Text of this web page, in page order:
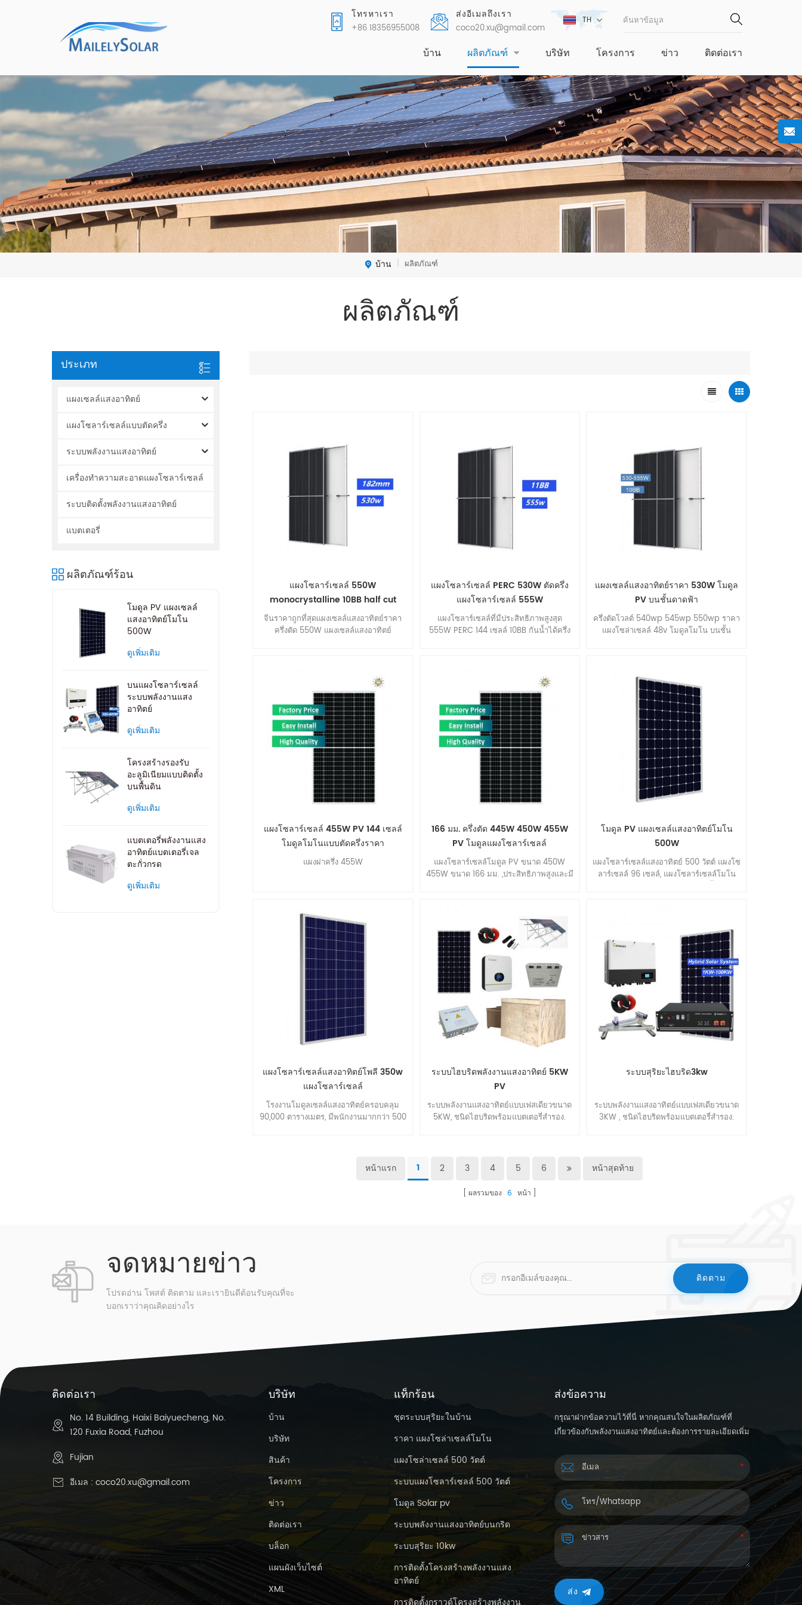
TH
โทรหาเรา
+86 18356955008
ส่งอีเมลถึงเรา
coco20.xu@gmail.com
บ้าน ผลิตภัณฑ์ บริษัท โครงการ ข่าว ติดต่อเรา
บ้าน | ผลิตภัณฑ์
ผลิตภัณฑ์
ประเภท
แผงเซลล์แสงอาทิตย์
แผงโซลาร์เซลล์แบบตัดครึ่ง
ระบบพลังงานแสงอาทิตย์
เครื่องทำความสะอาดแผงโซลาร์เซลล์
ระบบติดตั้งพลังงานแสงอาทิตย์
แบตเตอรี่
ผลิตภัณฑ์ร้อน
โมดูล PV แผงเซลล์
แสงอาทิตย์โมโน
500W
ดูเพิ่มเติม
บนแผงโซลาร์เซลล์
ระบบพลังงานแสง
อาทิตย์
ดูเพิ่มเติม
โครงสร้างรองรับ
อะลูมิเนียมแบบติดตั้ง
บนพื้นดิน
ดูเพิ่มเติม
แบตเตอรี่พลังงานแสง
อาทิตย์แบตเตอรี่เจล
ตะกั่วกรด
ดูเพิ่มเติม
แผงโซลาร์เซลล์ 550W
monocrystalline 10BB half cut
สำหรับบ้าน
จีนราคาถูกที่สุดแผงเซลล์แสงอาทิตย์ราคา
ครึ่งตัด 550W แผงเซลล์แสงอาทิตย์
แผงโซลาร์เซลล์ PERC 530W ตัดครึ่ง
แผงโซลาร์เซลล์ 555W
แผงโซลาร์เซลล์ที่มีประสิทธิภาพสูงสุด
555W PERC 144 เซลล์ 10BB กันน้ำได้ครึ่ง
แผงเซลล์แสงอาทิตย์ราคา 530W โมดูล
PV บนชั้นดาดฟ้า
ครึ่งตัดโวลต์ 540wp 545wp 550wp ราคา
แผงโซล่าเซลล์ 48v โมดูลโมโน บนชั้น
แผงโซลาร์เซลล์ 455W PV 144 เซลล์
โมดูลโมโนแบบตัดครึ่งราคา
แผงผ่าครึ่ง 455W
166 มม. ครึ่งตัด 445W 450W 455W
PV โมดูลแผงโซลาร์เซลล์
แผงโซลาร์เซลล์โมดูล PV ขนาด 450W
455W ขนาด 166 มม. ,ประสิทธิภาพสูงและมี
โมดูล PV แผงเซลล์แสงอาทิตย์โมโน
500W
แผงโซลาร์เซลล์แสงอาทิตย์ 500 วัตต์ แผงโซ
ลาร์เซลล์ 96 เซลล์, แผงโซลาร์เซลล์โมโน
แผงโซลาร์เซลล์แสงอาทิตย์โพลี 350w
แผงโซลาร์เซลล์
โรงงานโมดูลเซลล์แสงอาทิตย์ครอบคลุม
90,000 ตารางเมตร, มีพนักงานมากกว่า 500
การรับรองโดย CE, TUV, UL, IEC61215,
ระบบไฮบริดพลังงานแสงอาทิตย์ 5KW
PV
ระบบพลังงานแสงอาทิตย์แบบเฟสเดียวขนาด
5KW, ชนิดไฮบริดพร้อมแบตเตอรี่สำรอง.
ระบบสุริยะไฮบริด3kw
ระบบพลังงานแสงอาทิตย์แบบเฟสเดียวขนาด
3KW , ชนิดไฮบริดพร้อมแบตเตอรี่สำรอง.
หน้าแรก 1 2 3 4 5 6 หน้าสุดท้าย
ผลรวมของ 6 หน้า
จดหมายข่าว
โปรดอ่าน โพสต์ ติดตาม และเรายินดีต้อนรับคุณที่จะ
บอกเราว่าคุณคิดอย่างไร
ติดต่อเรา
No. 14 Building, Haixi Baiyuecheng, No.
120 Fuxia Road, Fuzhou
Fujian
อีเมล : coco20.xu@gmail.com
บริษัท
บ้าน
บริษัท
สินค้า
โครงการ
ข่าว
ติดต่อเรา
บล็อก
แผนผังเว็บไซต์
XML
แท็กร้อน
ชุดระบบสุริยะในบ้าน
ราคา แผงโซล่าเซลล์โมโน
แผงโซล่าเซลล์ 500 วัตต์
ระบบแผงโซลาร์เซลล์ 500 วัตต์
โมดูล Solar pv
ระบบพลังงานแสงอาทิตย์บนกริด
ระบบสุริยะ 10kw
การติดตั้งโครงสร้างพลังงานแสง
อาทิตย์
ส่งข้อความ
กรุณาฝากข้อความไว้ที่นี่ หากคุณสนใจในผลิตภัณฑ์ที่
เกี่ยวข้องกับพลังงานแสงอาทิตย์และต้องการรายละเอียดเพิ่ม
ส่ง